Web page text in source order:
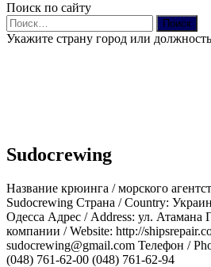
Поиск по сайту
Найти:
Укажите страну город или должность
Sudocrewing
Название крюинга / морского
Sudocrewing Страна / Country:
Одесса Адрес / Address: ул. Атамана
компании / Website: http://
sudocrewing@gmail.com Телефон /
(048) 761-62-00 (048) 761-62-94